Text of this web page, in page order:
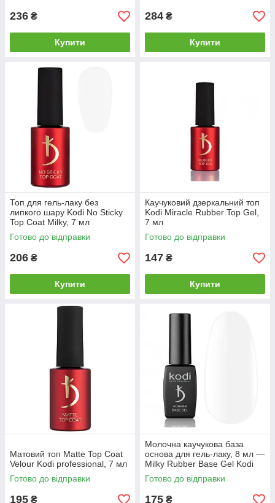
236 ₴
Купити
284 ₴
Купити
Топ для гель-лаку без
липкого шару Kodi No Sticky
Top Coat Milky, 7 мл
Готово до відправки
206 ₴
Купити
Каучуковий дзеркальний топ
Kodi Miracle Rubber Top Gel,
7 мл
Готово до відправки
147 ₴
Купити
Матовий топ Matte Top Coat
Velour Kodi professional, 7 мл
Готово до відправки
195 ₴
Молочна каучукова база
основа для гель-лаку, 8 мл —
Milky Rubber Base Gel Kodi
professional
Готово до відправки
175 ₴